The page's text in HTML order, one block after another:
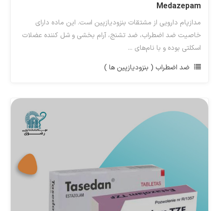
Medazepam
مدازپام دارویی از مشتقات بنزودیازپین است. این ماده دارای
خاصیت ضد اضطراب، ضد تشنج، آرام بخشی و شل کننده عضلات
اسکلتی بوده و با نام‌های ...
ضد اضطراب ( بنزودیازپین ها )